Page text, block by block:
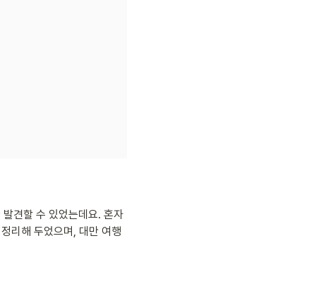
견할 수 있었는데요. 혼자
리해 두었으며, 대만 여행